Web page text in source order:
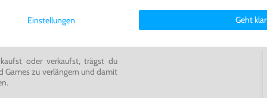
Fans und neue Entdecker
genießen kannst,
von unseren Fachkräften
repariert.
oder verkaufst, trägst du
Games zu verlängern und damit
Einstellungen Geht klar